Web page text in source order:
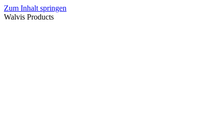
Zum Inhalt springen
Walvis Products